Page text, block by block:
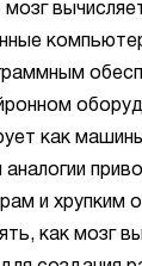
как
аналогии
и хрупким
как мозг